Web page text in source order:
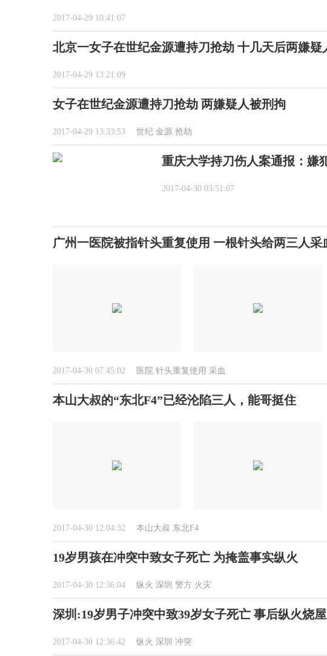
2017-04-29 10:41:07
北京一女子在世纪金源遭持刀抢劫 十几天后两嫌疑
2017-04-29 13:21:09
女子在世纪金源遭持刀抢劫 两嫌疑人被刑拘
2017-04-29 13:33:53 世纪 金源 抢劫
重庆大学持刀伤人案通报：嫌
2017-04-30 03:51:07
广州一医院被指针头重复使用 一根针头给两三人采
2017-04-30 07:45:02 医院 针头重复使用 采血
本山大叔的“东北F4”已经沦陷三人，能哥挺住
2017-04-30 12:04:32 本山大叔 东北F4
19岁男孩在冲突中致女子死亡 为掩盖事实纵火
2017-04-30 12:36:04 纵火 深圳 警方 火灾
深圳:19岁男子冲突中致39岁女子死亡 事后纵火烧屋
2017-04-30 12:36:42 纵火 深圳 冲突